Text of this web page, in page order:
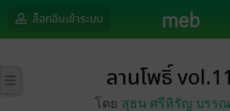
ล็อกอินเข้าระบบ
ลานโพธิ์
โดย สุธน ศรีหิรัญ บรร